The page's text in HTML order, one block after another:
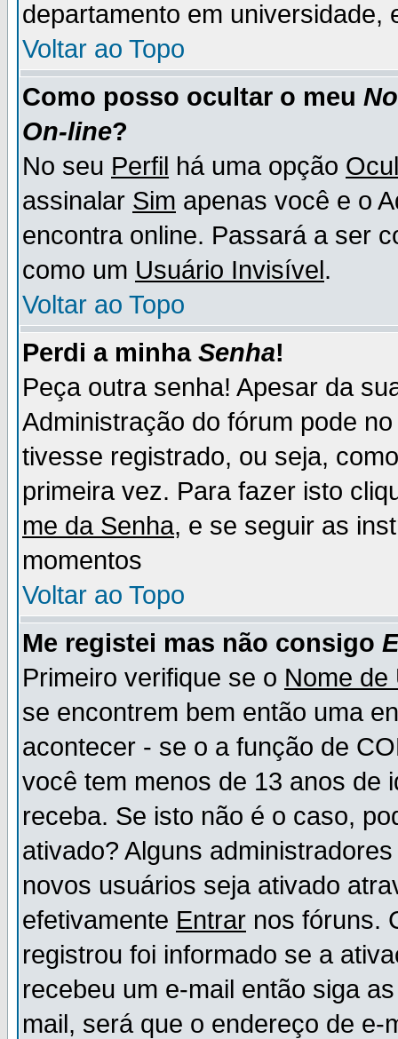
departamento em universidade,
Voltar ao Topo
Como posso ocultar o meu
On-line?
No seu Perfil há uma opção
assinalar Sim apenas você e o
encontra online. Passará a ser
como um Usuário Invisível.
Voltar ao Topo
Perdi a minha Senha!
Peça outra senha! Apesar da
Administração do fórum pode
tivesse registrado, ou seja,
primeira vez. Para fazer isto
me da Senha, e se seguir as
momentos
Voltar ao Topo
Me registei mas não consigo
Primeiro verifique se o Nome de
se encontrem bem então uma
acontecer - se o a função de
você tem menos de 13 anos de
receba. Se isto não é o caso,
ativado? Alguns
novos usuários seja ativado
efetivamente Entrar nos fóruns.
registrou foi informado se a
recebeu um e-mail então siga
mail, será que o endereço de